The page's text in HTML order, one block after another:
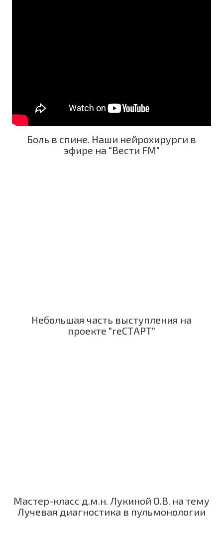
Боль в спине. Наши нейрохирурги в
эфире на "Вести FM"
Небольшая часть выступления на
проекте "reСТАРТ"
Мастер-класс д.м.н. Лукиной О.В. на тему
Лучевая диагностика в пульмонологии